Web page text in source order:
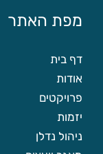
מפת האתר
דף בית
אודות
פרויקטים
יזמות
ניהול נדלן